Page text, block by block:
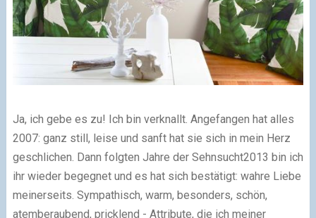
Ja, ich gebe es zu! Ich bin verknallt. Angefangen hat alles
2007: ganz still, leise und sanft hat sie sich in mein Herz
geschlichen. Dann folgten Jahre der Sehnsucht2013 bin ich
ihr wieder begegnet und es hat sich bestätigt: wahre Liebe
meinerseits. Sympathisch, warm, besonders, schön,
atemberaubend, pricklend - Attribute, die ich meiner